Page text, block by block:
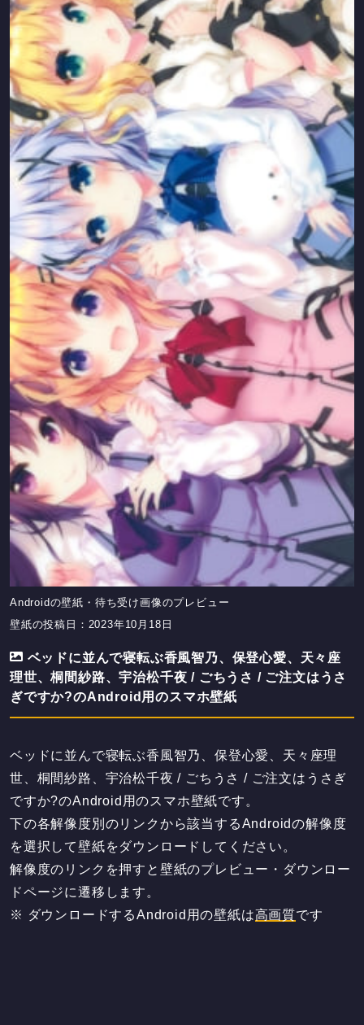
Androidの壁紙・待ち受け画像のプレビュー
壁紙の投稿日：2023年10月18日
ベッドに並んで寝転ぶ香風智乃、保登心愛、天々座
理世、桐間紗路、宇治松千夜 / ごちうさ / ご注文はうさ
ぎですか?のAndroid用のスマホ壁紙
ベッドに並んで寝転ぶ香風智乃、保登心愛、天々座理
世、桐間紗路、宇治松千夜 / ごちうさ / ご注文はうさぎ
ですか?のAndroid用のスマホ壁紙です。
下の各解像度別のリンクから該当するAndroidの解像度
を選択して壁紙をダウンロードしてください。
解像度のリンクを押すと壁紙のプレビュー・ダウンロー
ドページに遷移します。
※ ダウンロードするAndroid用の壁紙は高画質です